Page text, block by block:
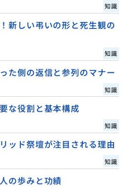
知識
新しい弔いの形と死生観の
知識
た側の返信と参列のマナー
知識
な役割と基本構成
知識
ッド祭壇が注目される理由
知識
の歩みと功績